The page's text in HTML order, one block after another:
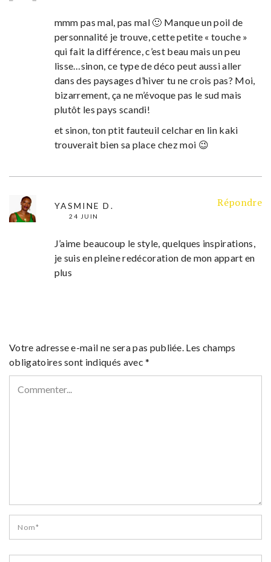
mmm pas mal, pas mal 🙂 Manque un poil de
personnalité je trouve, cette petite « touche »
qui fait la différence, c’est beau mais un peu
lisse…sinon, ce type de déco peut aussi aller
dans des paysages d’hiver tu ne crois pas? Moi,
bizarrement, ça ne m’évoque pas le sud mais
plutôt les pays scandi!
et sinon, ton ptit fauteuil celchar en lin kaki
trouverait bien sa place chez moi 😉
YASMINE D.
24 JUIN
Répondre
J’aime beaucoup le style, quelques inspirations,
je suis en pleine redécoration de mon appart en
plus
Votre adresse e-mail ne sera pas publiée. Les champs
obligatoires sont indiqués avec*